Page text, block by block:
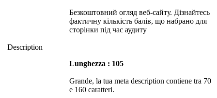
Description
Безкоштовний огляд веб-сайту. Дізнайтесь
фактичну кількість балів, що набрано для
сторінки під час аудиту
Lunghezza : 105
Grande, la tua meta description contiene tra 70
e 160 caratteri.